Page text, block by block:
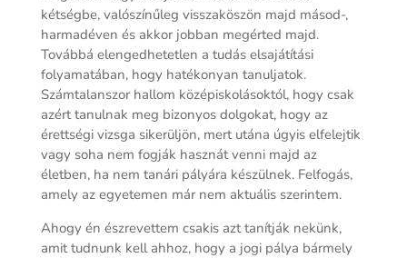
kétségbe, valószínűleg visszaköszön majd másod-,
harmadéven és akkor jobban megérted majd.
Továbbá elengedhetetlen a tudás elsajátítási
folyamatában, hogy hatékonyan tanuljatok.
Számtalanszor hallom középiskolásoktól, hogy csak
azért tanulnak meg bizonyos dolgokat, hogy az
érettségi vizsga sikerüljön, mert utána úgyis elfelejtik
vagy soha nem fogják hasznát venni majd az
életben, ha nem tanári pályára készülnek. Felfogás,
amely az egyetemen már nem aktuális szerintem.
Ahogy én észrevettem csakis azt tanítják nekünk,
amit tudnunk kell ahhoz, hogy a jogi pálya bármely